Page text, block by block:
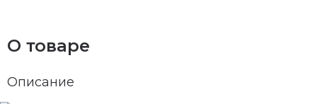
О товаре
Описание